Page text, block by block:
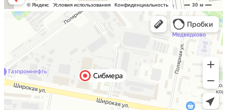
Москва